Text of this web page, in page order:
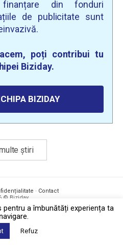
din fonduri
de publicitate sunt
poți contribui tu
Biziday.
BIZIDAY
știri
· Contact
© Biziday
a îmbunătăți experiența ta
Refuz